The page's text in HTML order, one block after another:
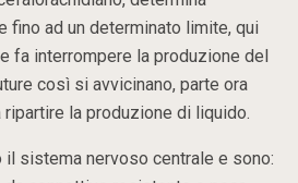
fino ad un determinato limite, qui
fa interrompere la produzione del
così si avvicinano, parte ora
ripartire la produzione di liquido.
il sistema nervoso centrale e sono: